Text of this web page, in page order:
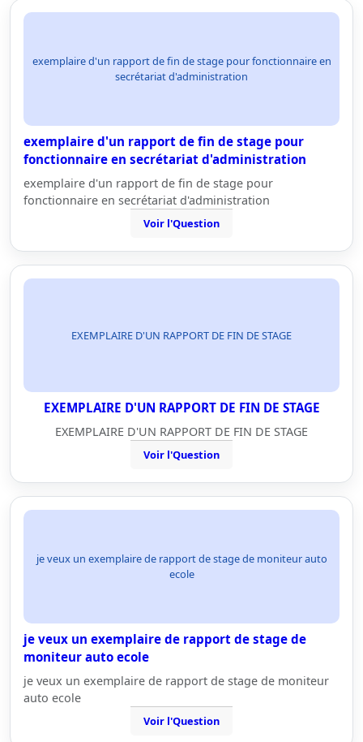
exemplaire d'un rapport de fin de stage pour fonctionnaire en
secrétariat d'administration
exemplaire d'un rapport de fin de stage pour
fonctionnaire en secrétariat d'administration
exemplaire d'un rapport de fin de stage pour
fonctionnaire en secrétariat d'administration
Voir l'Question
EXEMPLAIRE D'UN RAPPORT DE FIN DE STAGE
EXEMPLAIRE D'UN RAPPORT DE FIN DE STAGE
EXEMPLAIRE D'UN RAPPORT DE FIN DE STAGE
Voir l'Question
je veux un exemplaire de rapport de stage de moniteur auto
ecole
je veux un exemplaire de rapport de stage de
moniteur auto ecole
je veux un exemplaire de rapport de stage de moniteur
auto ecole
Voir l'Question